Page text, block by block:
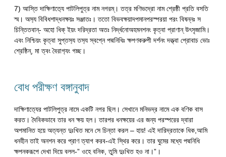
7) আস্তি দাক্ষিণাত‍্যে পাটলিপুত্র নাম নগরম্। তত্র মণিভদ্রো নাম শ্রেষ্ঠী প্রতি বসতি
স্ম। অস‍্য বিবিধশাদ্ধনক্ষয়ঃ সঞ্জাতঃ। ততো বিভবক্ষয়াদপমানপরস্পরয়া পরং বিষন্নঃ স
চিন্তিতবান্- অহো ধিক্ ইয়ং দরিদ্রতা অতঃ নির্দ্ধনোঅহমনশনং কৃত্বা প্রাণান্ উৎসৃজামি।
এবং নিশ্চিয়ং কৃত্বা সুপ্তস‍্য তস‍্য স্বপ্নে পদ্মনিধিঃ ক্ষপণকরুপী দর্শনং দত্ত্বা প্রোবাচ ভোঃ
শ্রেষ্ঠিন্, মা ত্বং বৈরাগ‍্যং গচ্ছ।
বোধ পরীক্ষণ বঙ্গানুবাদ
দাক্ষিণাত্যের পাটলিপুত্র নামে একটি নগর ছিল। সেখানে মনিভদ্র নামে এক বণিক বাস
করত। দৈবিকভাবে তার ধন ক্ষয় হল। তারপর ধনক্ষয়ের এর জন্য পরস্পরের দ্বারা
অপমানিত হয়ে অত্যন্ত দুঃখিত মনে সে চিন্তা করল – হায়! এই দারিদ্রতাকে ধিক,আমি
ধনহীন তাই অনশন করে প্রাণ ত্যাগ করব-এই স্থির করে। তার ঘুমের মধ্যে পদ্মনিধি
ক্ষপনকরূপে দেখা দিয়ে বলল-” ওহে বনিক, তুমি দুঃখিত হও না।”।